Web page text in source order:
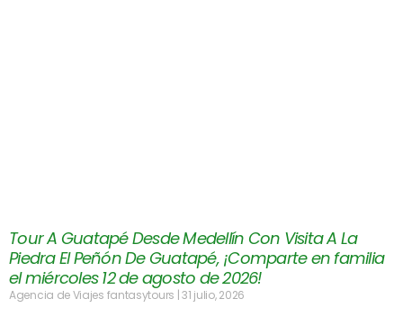
Tour A Guatapé Desde Medellín Con Visita A La
Piedra El Peñón De Guatapé, ¡Comparte en familia
el miércoles 12 de agosto de 2026!
Agencia de Viajes fantasytours 31 julio, 2026